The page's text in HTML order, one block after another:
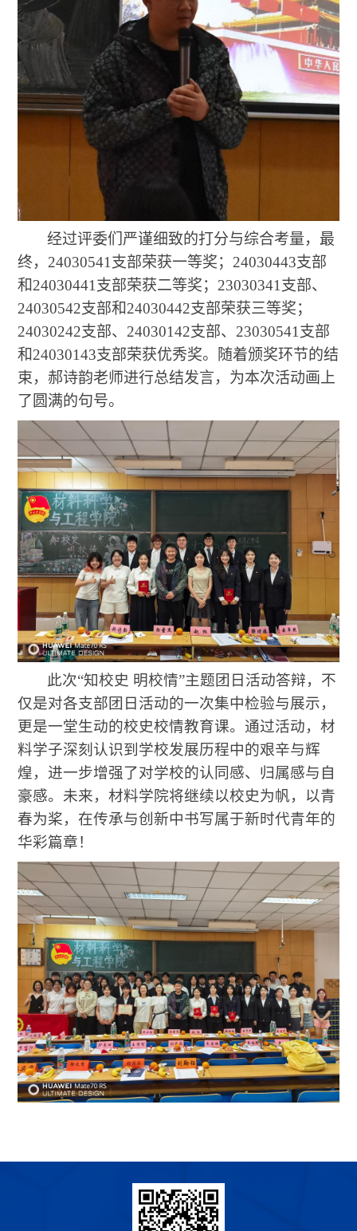
经过评委们严谨细致的打分与综合考量，最
终，24030541支部荣获一等奖；24030443支部
和24030441支部荣获二等奖；23030341支部、
24030542支部和24030442支部荣获三等奖；
24030242支部、24030142支部、23030541支部
和24030143支部荣获优秀奖。随着颁奖环节的结
束，郝诗韵老师进行总结发言，为本次活动画上
了圆满的句号。
此次“知校史 明校情”主题团日活动答辩，不
仅是对各支部团日活动的一次集中检验与展示，
更是一堂生动的校史校情教育课。通过活动，材
料学子深刻认识到学校发展历程中的艰辛与辉
煌，进一步增强了对学校的认同感、归属感与自
豪感。未来，材料学院将继续以校史为帆，以青
春为桨，在传承与创新中书写属于新时代青年的
华彩篇章！